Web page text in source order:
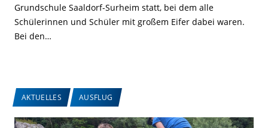
Grundschule Saaldorf-Surheim statt, bei dem alle
Schülerinnen und Schüler mit großem Eifer dabei waren.
Bei den…
AKTUELLES AUSFLUG